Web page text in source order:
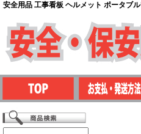
安全用品 工事看板 ヘルメット ポータブ